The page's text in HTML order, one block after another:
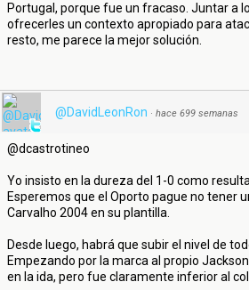
Portugal, porque fue un fracaso. Juntar a
ofrecerles un contexto apropiado para
resto, me parece la mejor solución.
@DavidLeonRon · hace 699 semanas
@dcastrotineo
Yo insisto en la dureza del 1-0 como
Esperemos que el Oporto pague no tener
Carvalho 2004 en su plantilla.
Desde luego, habrá que subir el nivel de
Empezando por la marca al propio
en la ida, pero fue claramente inferior al